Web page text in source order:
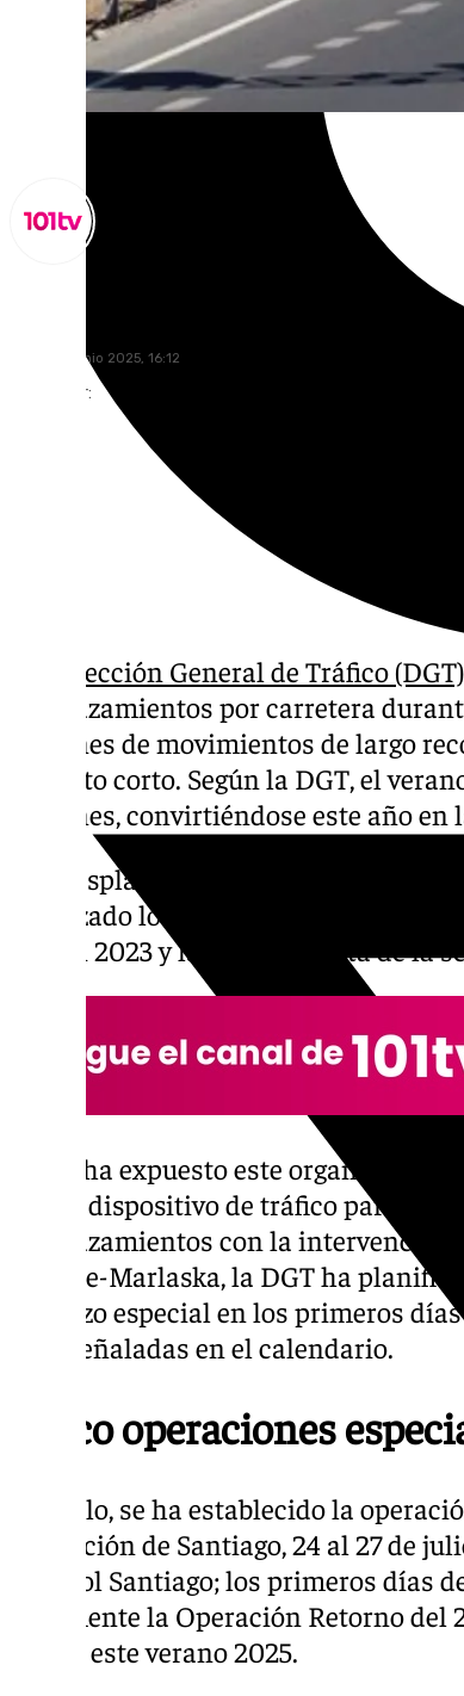
lunes, 30 junio 2025, 16:12
Compartir:
La Dirección General de Tráfico (DGT)
desplazamientos por carretera
millones de movimientos de largo
trayecto corto. Según la DGT, el
millones, convirtiéndose este año
Los desplazamientos de largo
alcanzado los más de 97,7 millones
que en 2023 y la cifra más alta de la
Así lo ha expuesto este organismo
nuevo dispositivo de tráfico para la
desplazamientos con la
Grande-Marlaska, la DGT ha
refuerzo especial en los primeros
más señaladas en el calendario.
Cinco operaciones
Con ello, se ha establecido la
Operación de Santiago, 24 al 27 de
Apóstol Santiago; los primeros días
finalmente la Operación Retorno del
final a este verano 2025.